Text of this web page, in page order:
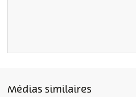
Médias similaires